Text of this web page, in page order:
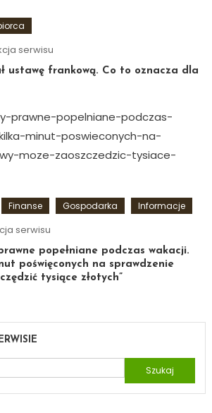
serwisu
ustawę frankową. Co to oznacza dla
Finanse Gospodarka Informacje
serwisu
popełniane podczas wakacji.
poświęconych na sprawdzenie
tysiące złotych”
Szukaj: